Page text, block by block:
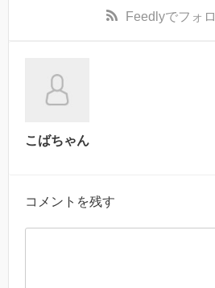
Feedlyでフォ
こばちゃん
コメントを残す